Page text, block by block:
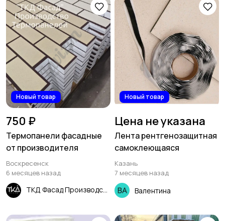
Новый товар
750 ₽
Термопанели фасадные
от производителя
Воскресенск
6 месяцев назад
ТКД Фасад Производство Термопанелей
Новый товар
Цена не указана
Лента рентгенозащитная
самоклеющаяся
Казань
7 месяцев назад
Валентина